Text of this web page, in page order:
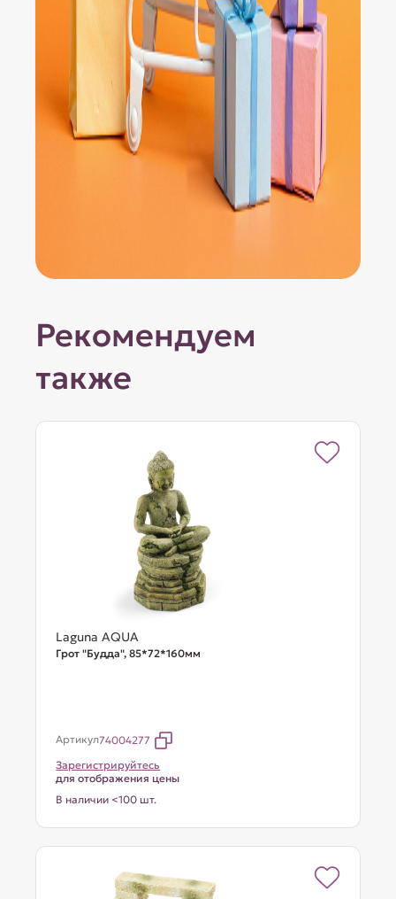
Рекомендуем
также
Laguna AQUA
Грот "Будда", 85*72*160мм
Артикул74004277
Зарегистрируйтесь
для отображения цены
В наличии <100 шт.